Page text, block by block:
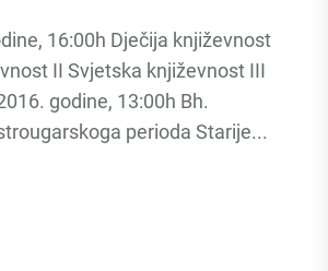
16:00h Dječija književnost
II Svjetska književnost III
godine, 13:00h Bh.
perioda Starije...